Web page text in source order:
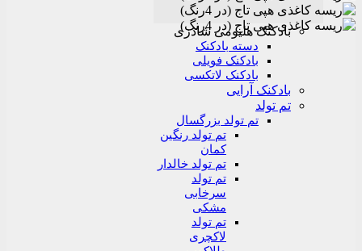
بادکنک هلیومی شادزی
دسته بادکنک
بادکنک فویلی
بادکنک لاتکسی
بادکنک آرایی
تم تولد
تم تولد بزرگسال
تم تولد رنگین
کمان
تم تولد خالدار
تم تولد
سرخابی
مشکی
تم تولد
لاکچری